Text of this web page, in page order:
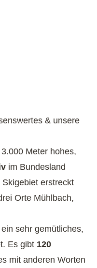
& unsere
Meter hohes,
im Bundesland
erstreckt
Orte Mühlbach,
sehr gemütliches,
Es gibt 120
mit anderen Worten